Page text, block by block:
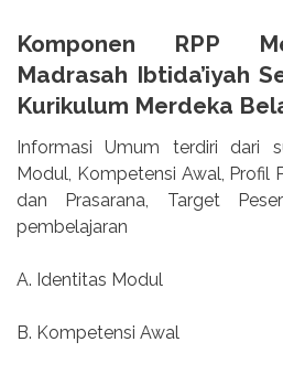
Komponen RPP
Madrasah Ibtida’iyah
Kurikulum Merdeka
Informasi Umum terdiri dari
Modul, Kompetensi Awal, Profil
dan Prasarana, Target
pembelajaran
A. Identitas Modul
B. Kompetensi Awal